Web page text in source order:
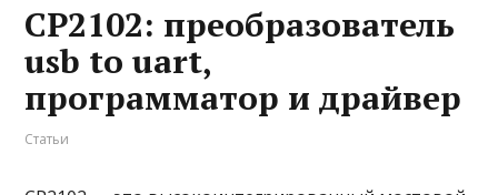
CP2102: преобразователь
usb to uart,
программатор и драйвер
Статьи